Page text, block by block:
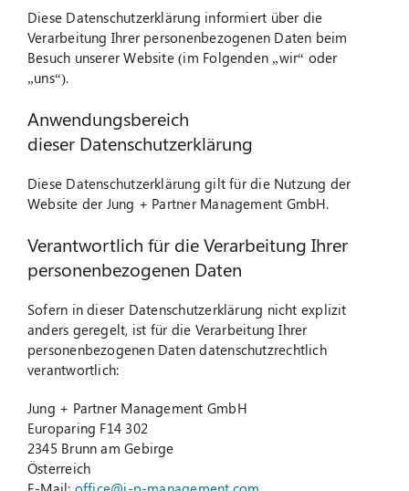
Über uns
Blog
Suche
Diese Datenschutzerklärung informiert über die
Verarbeitung Ihrer personenbezogenen Daten beim
Besuch unserer Website (im Folgenden „wir“ oder
„uns“).
Anwendungsbereich
dieser Datenschutzerklärung
Diese Datenschutzerklärung gilt für die Nutzung der
Website der Jung + Partner Management GmbH.
Verantwortlich für die Verarbeitung Ihrer
personenbezogenen Daten
Sofern in dieser Datenschutzerklärung nicht explizit
anders geregelt, ist für die Verarbeitung Ihrer
personenbezogenen Daten datenschutzrechtlich
verantwortlich:
Jung + Partner Management GmbH
Europaring F14 302
2345 Brunn am Gebirge
Österreich